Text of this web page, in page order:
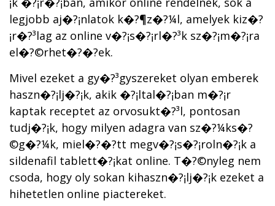
legjobb aj�?¡nlatok k�?¶z�?¼l, amelyek kiz�?
¡r�?³lag az online v�?¡s�?¡rl�?³k sz�?¡m�?¡ra
el�?©rhet�?�?ek.
Mivel ezeket a gy�?³gyszereket olyan emberek
haszn�?¡lj�?¡k, akik �?¡ltal�?¡ban m�?¡r
kaptak receptet az orvosukt�?³l, pontosan
tudj�?¡k, hogy milyen adagra van sz�?¼ks�?
©g�?¼k, miel�?�?tt megv�?¡s�?¡roln�?¡k a
sildenafil tablett�?¡kat online. T�?©nyleg nem
csoda, hogy oly sokan kihaszn�?¡lj�?¡k ezeket a
hihetetlen online piactereket.